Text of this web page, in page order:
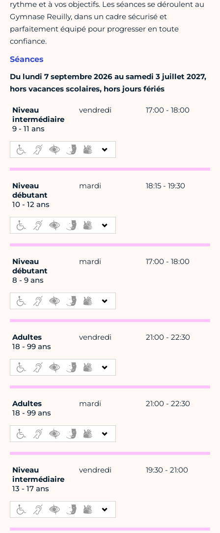
rythme et à vos objectifs. Les séances se déroulent au
Gymnase Reuilly, dans un cadre sécurisé et
parfaitement équipé pour progresser en toute
confiance.
Séances
Du lundi 7 septembre 2026 au samedi 3 juillet 2027,
hors vacances scolaires, hors jours fériés
Niveau
intermédiaire
9 - 11 ans
vendredi 17:00 - 18:00
Niveau
débutant
10 - 12 ans
mardi 18:15 - 19:30
Niveau
débutant
8 - 9 ans
mardi 17:00 - 18:00
Adultes
18 - 99 ans
vendredi 21:00 - 22:30
Adultes
18 - 99 ans
mardi 21:00 - 22:30
Niveau
intermédiaire
13 - 17 ans
vendredi 19:30 - 21:00